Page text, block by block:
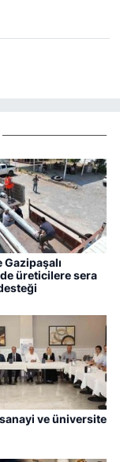
Gazipaşalı
üreticilere sera
ve üniversite